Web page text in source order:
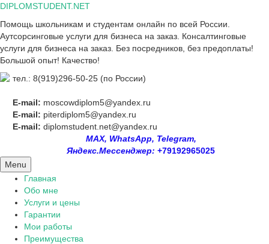
Skip
content
DIPLOMSTUDENT.NET
Помощь школьникам и студентам онлайн по всей России.
Аутсорсинговые услуги для бизнеса на заказ. Консалтинговые
услуги для бизнеса на заказ. Без посредников, без предоплаты!
Большой опыт! Качество!
тел.: 8(919)296-50-25 (по России)
E-mail: moscowdiplom5@yandex.ru
E-mail: piterdiplom5@yandex.ru
E-mail: diplomstudent.net@yandex.ru
MAX, WhatsApp, Telegram,
Яндекс.Мессенджер: +79192965025
Menu
Главная
Обо мне
Услуги и цены
Гарантии
Мои работы
Преимущества